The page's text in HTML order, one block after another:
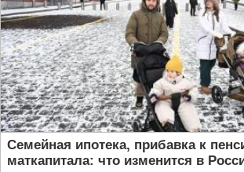
Семейная ипотека, прибавка к
маткапитала: что изменится в